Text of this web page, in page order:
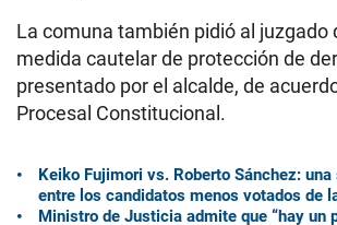
La comuna también pidió al juzgado
medida cautelar de protección de
presentado por el alcalde, de
Procesal Constitucional.
Keiko Fujimori vs. Roberto Sánchez:
entre los candidatos menos votados de
Ministro de Justicia admite que “hay un